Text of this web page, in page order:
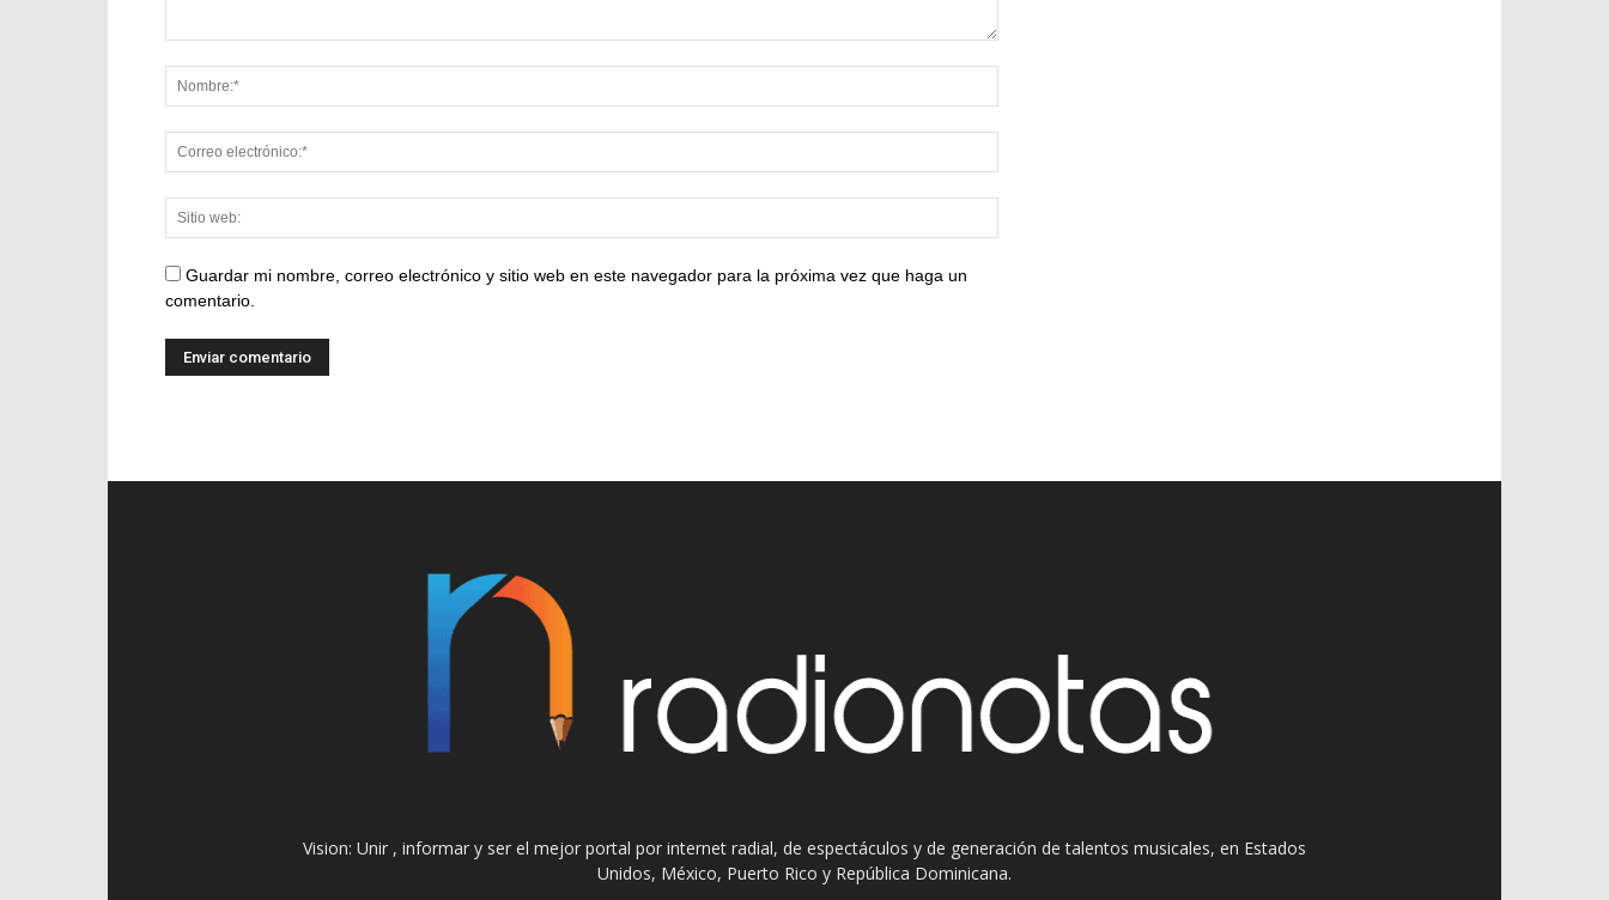
Guardar mi nombre, correo electrónico y sitio web en este navegador para la próxima vez que haga un
comentario.
Vision: Unir , informar y ser el mejor portal por internet radial, de espectáculos y de generación de talentos musicales, en Estados
Unidos, México, Puerto Rico y República Dominicana.